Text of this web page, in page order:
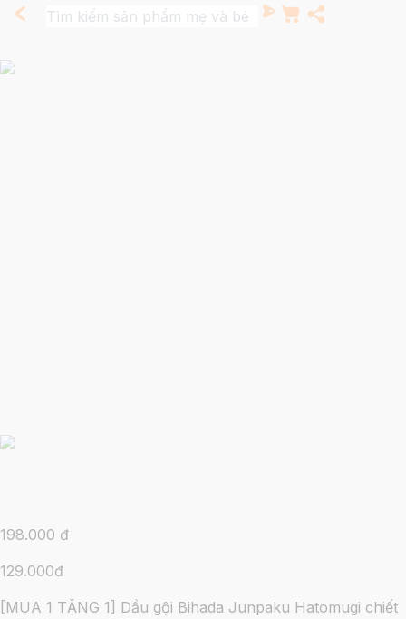
198.000 đ
129.000đ
[MUA 1 TẶNG 1] Dầu gội Bihada Junpaku Hatomugi chiết